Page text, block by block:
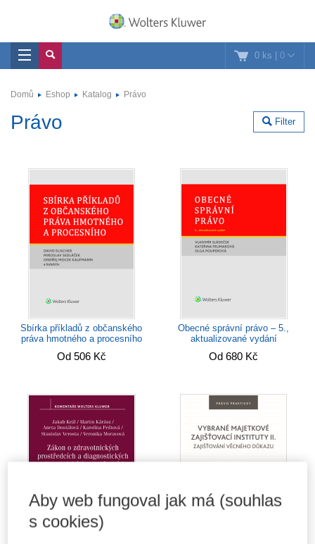
0 ks | 0
Domů Eshop Katalog Právo
Filter
Právo
Sbírka příkladů z občanského
práva hmotného a procesního
Od 506 Kč
Obecné správní právo – 5.,
aktualizované vydání
Od 680 Kč
Aby web fungoval jak má (souhlas
s cookies)